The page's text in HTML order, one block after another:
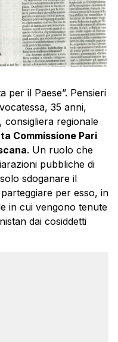
per il Paese”. Pensieri
35 anni,
consigliera regionale
Commissione Pari
. Un ruolo che
pubbliche di
sdoganare il
per esso, in
in cui vengono tenute
dai cosiddetti